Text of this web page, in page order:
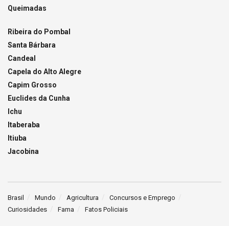
Queimadas
Ribeira do Pombal
Santa Bárbara
Candeal
Capela do Alto Alegre
Capim Grosso
Euclides da Cunha
Ichu
Itaberaba
Itiuba
Jacobina
Brasil Mundo Agricultura
Concursos e Emprego
Curiosidades
Fama Fatos Policiais